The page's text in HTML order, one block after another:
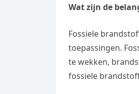
Wat zijn de
Fossiele
toepassingen.
te wekken,
fossiele